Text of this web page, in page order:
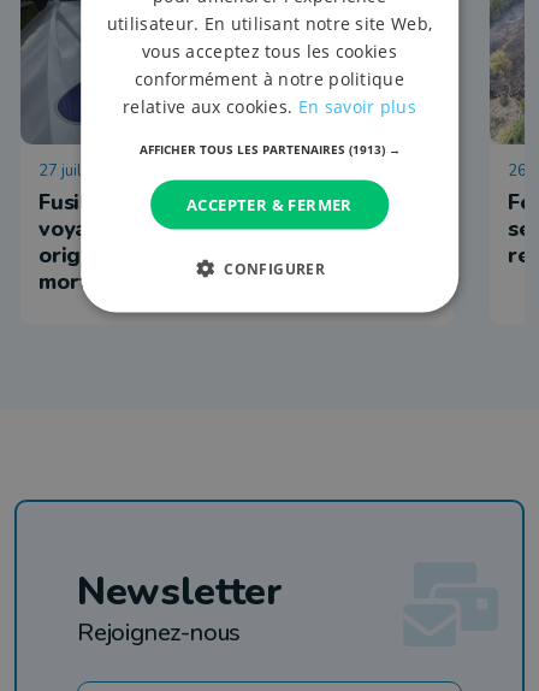
27 juillet 2026 à 13:43
Fusillade dans un camp de gens du
voyage à Bourdon : l’auteur,
originaire de la région, s’est donné la
mort
26
Newsletter
Rejoignez-nous
utilisateur. En utilisant notre site Web,
vous acceptez tous les cookies
conformément à notre politique
relative aux cookies. En savoir plus
AFFICHER TOUS LES PARTENAIRES (1913) →
ACCEPTER & FERMER
CONFIGURER